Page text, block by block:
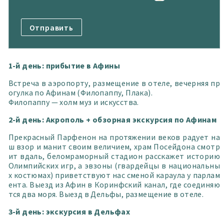
1-й день: прибытие в Афины
Встреча в аэропорту, размещение в отеле, вечерняя пр
огулка по Афинам (Филопаппу, Плака).
Филопаппу — холм муз и искусства.
2-й день: Акрополь + обзорная экскурсия по Афинам
Прекрасный Парфенон на протяжении веков радует на
ш взор и манит своим величием, храм Посейдона смотр
ит вдаль, беломраморный стадион расскажет историю
Олимпийских игр, а эвзоны (гвардейцы в национальны
х костюмах) приветствуют нас сменой караула у парлам
ента. Выезд из Афин в Коринфский канал, где соединяю
тся два моря. Выезд в Дельфы, размещение в отеле.
3-й день: экскурсия в Дельфах